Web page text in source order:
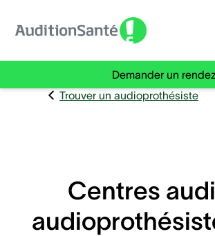
Demander un
Trouver un audioprothésiste
Centres